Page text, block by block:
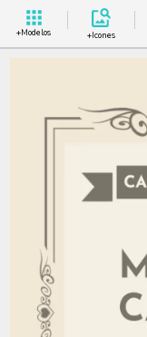
+Modelos +Icones